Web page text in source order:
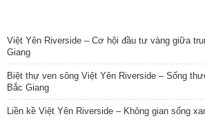
Việt Yên Riverside – Cơ hội đầu tư vàng giữa
Giang
Biệt thự ven sông Việt Yên Riverside – Sống
Bắc Giang
Liền kề Việt Yên Riverside – Không gian sống